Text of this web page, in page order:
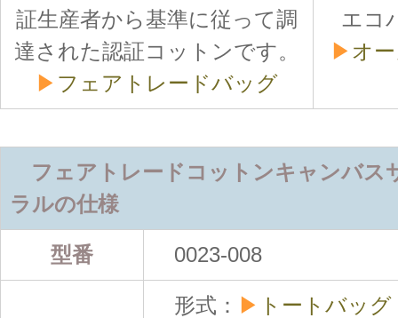
証生産者から基準に従って調
達された認証コットンです。
▶ フェアトレードバッグ
エコ
▶オ
フェアトレードコットンキャンバ
ラルの仕様
型番 0023-008
形式： ▶ トートバッグ